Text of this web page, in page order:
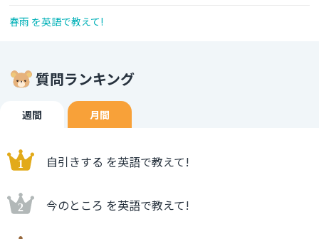
春雨 を英語で教えて!
質問ランキング
週間 月間
自引きする を英語で教えて!
今のところ を英語で教えて!